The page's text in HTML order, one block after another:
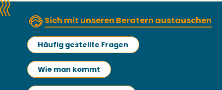
Sich mit unseren Beratern austauschen
Häufig gestellte Fragen
Wie man kommt